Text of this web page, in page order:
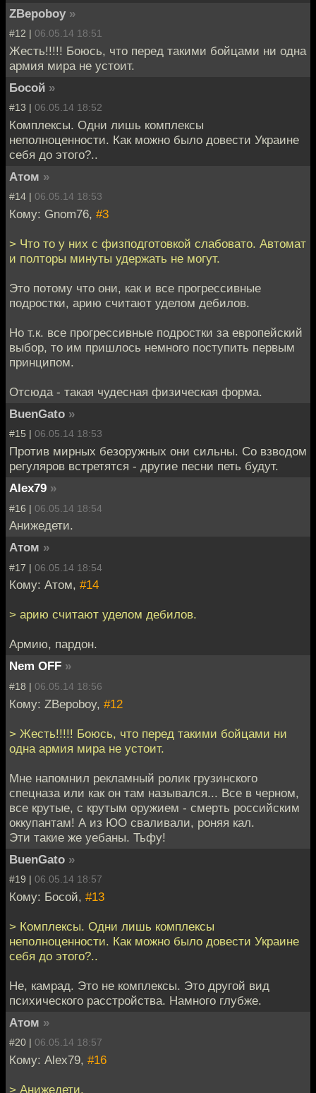
ZBepoboy »
#12 | 06.05.14 18:51
Жесть!!!!! Боюсь, что перед такими бойцами ни одна
армия мира не устоит.
Босой »
#13 | 06.05.14 18:52
Комплексы. Одни лишь комплексы
неполноценности. Как можно было довести Украине
себя до этого?..
Атом »
#14 | 06.05.14 18:53
Кому: Gnom76, #3
> Что то у них с физподготовкой слабовато. Автомат
и полторы минуты удержать не могут.
Это потому что они, как и все прогрессивные
подростки, арию считают уделом дебилов.
Но т.к. все прогрессивные подростки за европейский
выбор, то им пришлось немного поступить первым
принципом.
Отсюда - такая чудесная физическая форма.
BuenGato »
#15 | 06.05.14 18:53
Против мирных безоружных они сильны. Со взводом
регуляров встретятся - другие песни петь будут.
Alex79 »
#16 | 06.05.14 18:54
Анижедети.
Атом »
#17 | 06.05.14 18:54
Кому: Атом, #14
> арию считают уделом дебилов.
Армию, пардон.
Nem OFF »
#18 | 06.05.14 18:56
Кому: ZBepoboy, #12
> Жесть!!!!! Боюсь, что перед такими бойцами ни
одна армия мира не устоит.
Мне напомнил рекламный ролик грузинского
спецназа или как он там назывался... Все в черном,
все крутые, с крутым оружием - смерть российским
оккупантам! А из ЮО сваливали, роняя кал.
Эти такие же уебаны. Тьфу!
BuenGato »
#19 | 06.05.14 18:57
Кому: Босой, #13
> Комплексы. Одни лишь комплексы
неполноценности. Как можно было довести Украине
себя до этого?..
Не, камрад. Это не комплексы. Это другой вид
психического расстройства. Намного глубже.
Атом »
#20 | 06.05.14 18:57
Кому: Alex79, #16
> Анижедети.